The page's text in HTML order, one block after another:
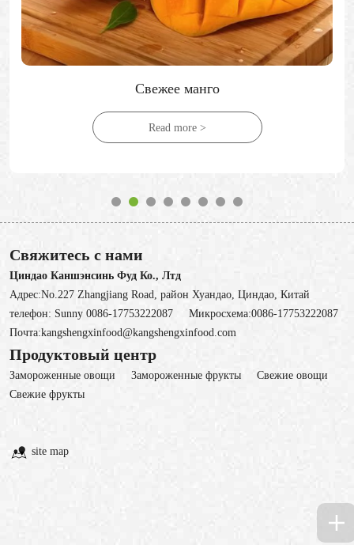
Свежее манго
Read more >
Свяжитесь с нами
Циндао Каншэнсинь Фуд Ко., Лтд
Адрес:No.227 Zhangjiang Road, район Хуандао, Циндао, Китай
телефон: Sunny 0086-17753222087 Микросхема:0086-17753222087
Почта:kangshengxinfood@kangshengxinfood.com
Продуктовый центр
Замороженные овощи 3амороженные фрукты
Свежие овощи
Cвежие фрукты
site map